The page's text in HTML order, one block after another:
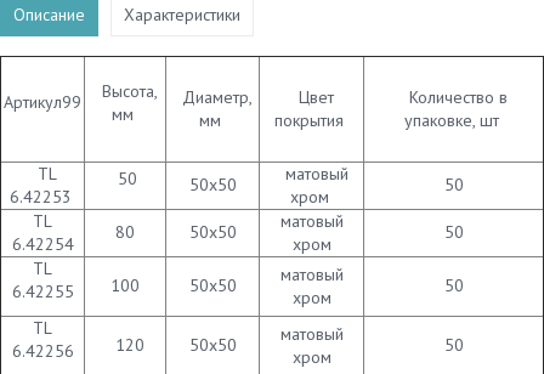
Описание Характеристики
Артикул99
Высота,
мм
Диаметр,
мм
Цвет
покрытия
Количество в
упаковке, шт
TL
6.42253
50 50х50
матовый
хром
50
TL
6.42254
80 50х50
матовый
хром
50
TL
6.42255
100 50х50
матовый
хром
50
TL
6.42256
120 50х50
матовый
хром
50